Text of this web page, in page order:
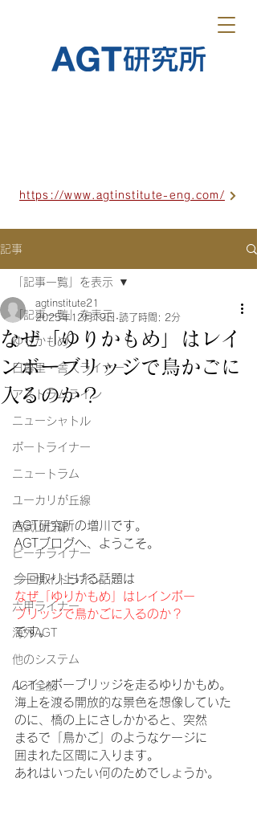
https://www.agtinstitute-eng.com/
記事
「記事一覧」を表示
ゆりかもめ
日暮里・舎人ライナー
アストラムライン
ニューシャトル
ポートライナー
ニュートラム
ユーカリが丘線
西武山口線
ピーチライナー
シーサイドライン
六甲ライナー
海外AGT
他のシステム
AGT全般
「記事一覧」を表示
なぜ「ゆりかもめ」はレイ
ンボーブリッジで鳥かごに
入るのか？
agtinstitute21
2025年12月19日 読了時間: 2分
AGT研究所の増川です。
AGTブログへ、ようこそ。
今回取り上げる話題は
なぜ「ゆりかもめ」はレインボー
ブリッジで鳥かごに入るのか？
です。
レインボーブリッジを走るゆりかもめ。
海上を渡る開放的な景色を想像していた
のに、橋の上にさしかかると、突然
まるで「鳥かご」のようなケージに
囲まれた区間に入ります。
あれはいったい何のためでしょうか。